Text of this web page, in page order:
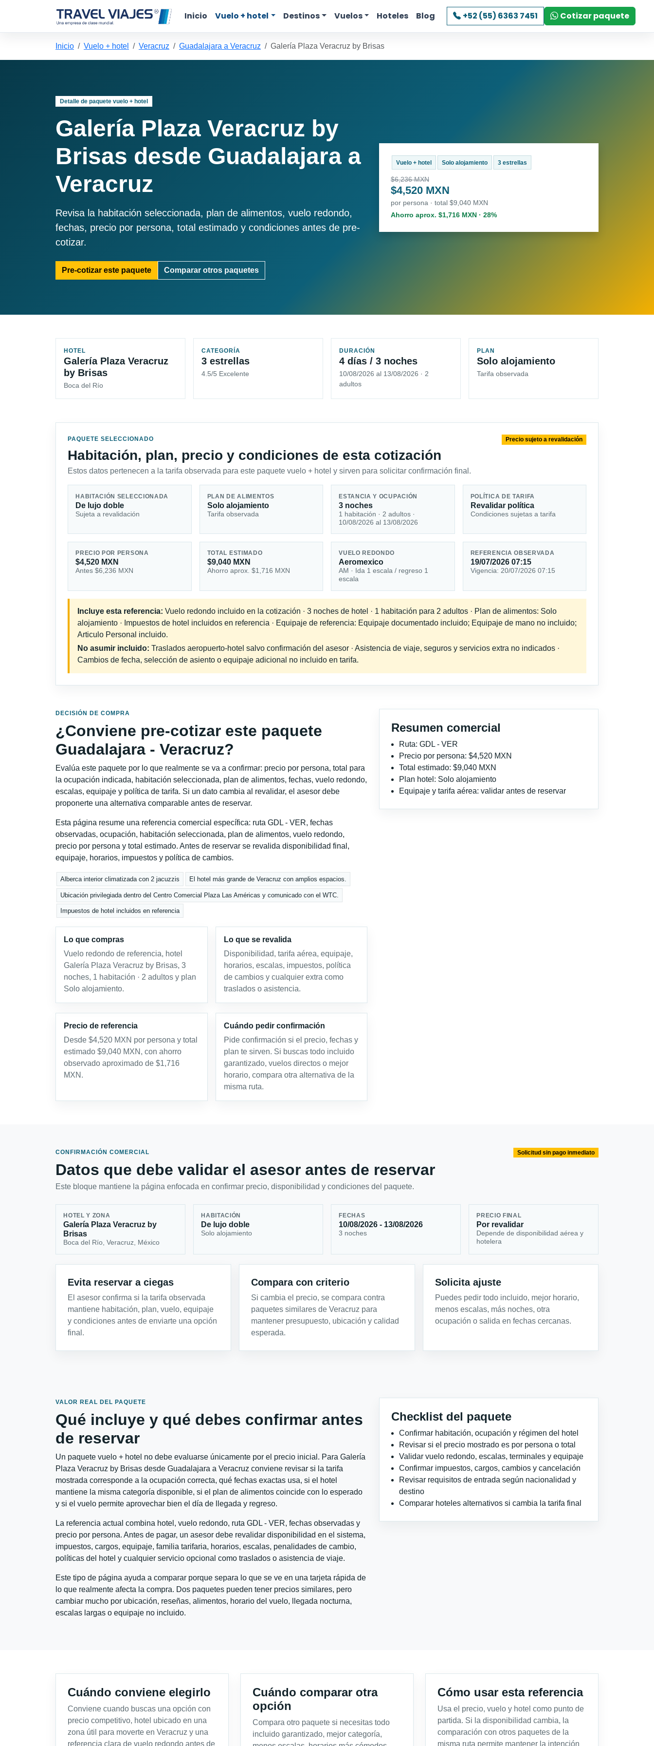
Inicio Vuelo + hotel Destinos Vuelos Hoteles Blog +52 (55) 6363 7451 Cotizar paquete
Inicio Vuelo + hotel Veracruz Guadalajara a Veracruz Galería Plaza Veracruz by Brisas
Detalle de paquete vuelo + hotel
Galería Plaza Veracruz by
Brisas desde Guadalajara a
Veracruz
Revisa la habitación seleccionada, plan de alimentos, vuelo redondo,
fechas, precio por persona, total estimado y condiciones antes de pre-
cotizar.
Pre-cotizar este paquete Comparar otros paquetes
Vuelo + hotel Solo alojamiento 3 estrellas
$6,236 MXN
$4,520 MXN
por persona · total $9,040 MXN
Ahorro aprox. $1,716 MXN · 28%
HOTEL
Galería Plaza Veracruz
by Brisas
Boca del Río
CATEGORÍA
3 estrellas
4.5/5 Excelente
DURACIÓN
4 días / 3 noches
10/08/2026 al 13/08/2026 · 2
adultos
PLAN
Solo alojamiento
Tarifa observada
PAQUETE SELECCIONADO
Habitación, plan, precio y condiciones de esta cotización
Estos datos pertenecen a la tarifa observada para este paquete vuelo + hotel y sirven para solicitar confirmación final.
Precio sujeto a revalidación
HABITACIÓN SELECCIONADA
De lujo doble
Sujeta a revalidación
PLAN DE ALIMENTOS
Solo alojamiento
Tarifa observada
ESTANCIA Y OCUPACIÓN
3 noches
1 habitación · 2 adultos ·
10/08/2026 al 13/08/2026
POLÍTICA DE TARIFA
Revalidar política
Condiciones sujetas a tarifa
PRECIO POR PERSONA
$4,520 MXN
Antes $6,236 MXN
TOTAL ESTIMADO
$9,040 MXN
Ahorro aprox. $1,716 MXN
VUELO REDONDO
Aeromexico
AM · Ida 1 escala / regreso 1
escala
REFERENCIA OBSERVADA
19/07/2026 07:15
Vigencia: 20/07/2026 07:15
Incluye esta referencia: Vuelo redondo incluido en la cotización · 3 noches de hotel · 1 habitación para 2 adultos · Plan de alimentos: Solo
alojamiento · Impuestos de hotel incluidos en referencia · Equipaje de referencia: Equipaje documentado incluido; Equipaje de mano no incluido;
Articulo Personal incluido.
No asumir incluido: Traslados aeropuerto-hotel salvo confirmación del asesor · Asistencia de viaje, seguros y servicios extra no indicados ·
Cambios de fecha, selección de asiento o equipaje adicional no incluido en tarifa.
DECISIÓN DE COMPRA
¿Conviene pre-cotizar este paquete
Guadalajara - Veracruz?
Evalúa este paquete por lo que realmente se va a confirmar: precio por persona, total para
la ocupación indicada, habitación seleccionada, plan de alimentos, fechas, vuelo redondo,
escalas, equipaje y política de tarifa. Si un dato cambia al revalidar, el asesor debe
proponerte una alternativa comparable antes de reservar.
Esta página resume una referencia comercial específica: ruta GDL - VER, fechas
observadas, ocupación, habitación seleccionada, plan de alimentos, vuelo redondo,
precio por persona y total estimado. Antes de reservar se revalida disponibilidad final,
equipaje, horarios, impuestos y política de cambios.
Alberca interior climatizada con 2 jacuzzis El hotel más grande de Veracruz con amplios espacios.
Ubicación privilegiada dentro del Centro Comercial Plaza Las Américas y comunicado con el WTC.
Impuestos de hotel incluidos en referencia
Lo que compras
Vuelo redondo de referencia, hotel
Galería Plaza Veracruz by Brisas, 3
noches, 1 habitación · 2 adultos y plan
Solo alojamiento.
Lo que se revalida
Disponibilidad, tarifa aérea, equipaje,
horarios, escalas, impuestos, política
de cambios y cualquier extra como
traslados o asistencia.
Precio de referencia
Desde $4,520 MXN por persona y total
estimado $9,040 MXN, con ahorro
observado aproximado de $1,716
MXN.
Cuándo pedir confirmación
Pide confirmación si el precio, fechas y
plan te sirven. Si buscas todo incluido
garantizado, vuelos directos o mejor
horario, compara otra alternativa de la
misma ruta.
Resumen comercial
Ruta: GDL - VER
Precio por persona: $4,520 MXN
Total estimado: $9,040 MXN
Plan hotel: Solo alojamiento
Equipaje y tarifa aérea: validar antes de reservar
CONFIRMACIÓN COMERCIAL
Datos que debe validar el asesor antes de reservar
Este bloque mantiene la página enfocada en confirmar precio, disponibilidad y condiciones del paquete.
Solicitud sin pago inmediato
HOTEL Y ZONA
Galería Plaza Veracruz by
Brisas
Boca del Río, Veracruz, México
HABITACIÓN
De lujo doble
Solo alojamiento
FECHAS
10/08/2026 - 13/08/2026
3 noches
PRECIO FINAL
Por revalidar
Depende de disponibilidad aérea y
hotelera
Evita reservar a ciegas
El asesor confirma si la tarifa observada
mantiene habitación, plan, vuelo, equipaje
y condiciones antes de enviarte una opción
final.
Compara con criterio
Si cambia el precio, se compara contra
paquetes similares de Veracruz para
mantener presupuesto, ubicación y calidad
esperada.
Solicita ajuste
Puedes pedir todo incluido, mejor horario,
menos escalas, más noches, otra
ocupación o salida en fechas cercanas.
VALOR REAL DEL PAQUETE
Qué incluye y qué debes confirmar antes
de reservar
Un paquete vuelo + hotel no debe evaluarse únicamente por el precio inicial. Para Galería
Plaza Veracruz by Brisas desde Guadalajara a Veracruz conviene revisar si la tarifa
mostrada corresponde a la ocupación correcta, qué fechas exactas usa, si el hotel
mantiene la misma categoría disponible, si el plan de alimentos coincide con lo esperado
y si el vuelo permite aprovechar bien el día de llegada y regreso.
La referencia actual combina hotel, vuelo redondo, ruta GDL - VER, fechas observadas y
precio por persona. Antes de pagar, un asesor debe revalidar disponibilidad en el sistema,
impuestos, cargos, equipaje, familia tarifaria, horarios, escalas, penalidades de cambio,
políticas del hotel y cualquier servicio opcional como traslados o asistencia de viaje.
Este tipo de página ayuda a comparar porque separa lo que se ve en una tarjeta rápida de
lo que realmente afecta la compra. Dos paquetes pueden tener precios similares, pero
cambiar mucho por ubicación, reseñas, alimentos, horario del vuelo, llegada nocturna,
escalas largas o equipaje no incluido.
Checklist del paquete
Confirmar habitación, ocupación y régimen del hotel
Revisar si el precio mostrado es por persona o total
Validar vuelo redondo, escalas, terminales y equipaje
Confirmar impuestos, cargos, cambios y cancelación
Revisar requisitos de entrada según nacionalidad y
destino
Comparar hoteles alternativos si cambia la tarifa final
Cuándo conviene elegirlo
Conviene cuando buscas una opción con
precio competitivo, hotel ubicado en una
zona útil para moverte en Veracruz y una
referencia clara de vuelo redondo antes de
Cuándo comparar otra
opción
Compara otro paquete si necesitas todo
incluido garantizado, mejor categoría,
Cómo usar esta referencia
Usa el precio, vuelo y hotel como punto de
partida. Si la disponibilidad cambia, la
comparación con otros paquetes de la
misma ruta permite mantener la intención